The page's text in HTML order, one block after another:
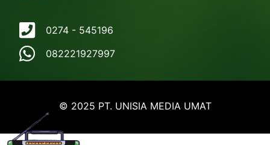
0274 - 545196
082221927997
© 2025 PT. UNISIA MEDIA UMAT